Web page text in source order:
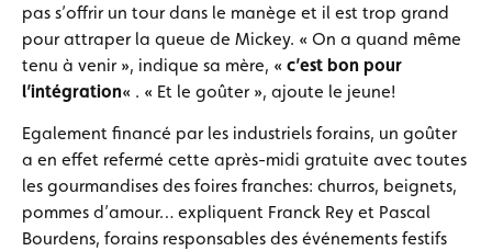
pas s’offrir un tour dans le manège et il est trop grand
pour attraper la queue de Mickey. « On a quand même
tenu à venir », indique sa mère, « c’est bon pour
l’intégration« . « Et le goûter », ajoute le jeune!
Egalement financé par les industriels forains, un goûter
a en effet refermé cette après-midi gratuite avec toutes
les gourmandises des foires franches: churros, beignets,
pommes d’amour… expliquent Franck Rey et Pascal
Bourdens, forains responsables des événements festifs